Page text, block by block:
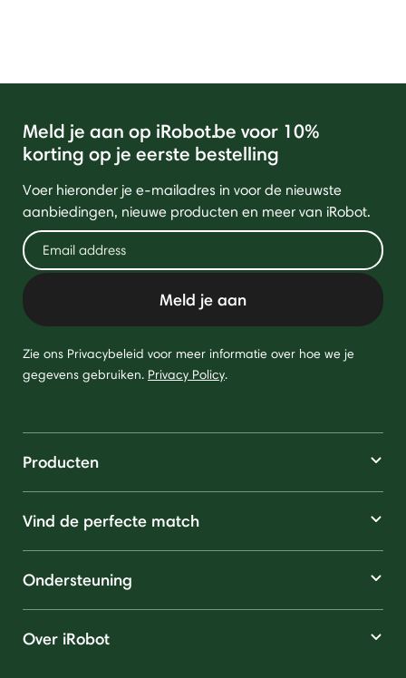
Meld je aan op iRobot.be voor 10%
korting op je eerste bestelling
Voer hieronder je e-mailadres in voor de nieuwste
aanbiedingen, nieuwe producten en meer van iRobot.
Meld je aan
Zie ons Privacybeleid voor meer informatie over hoe we je
gegevens gebruiken. Privacy Policy.
Producten
Vind de perfecte match
Ondersteuning
Over iRobot